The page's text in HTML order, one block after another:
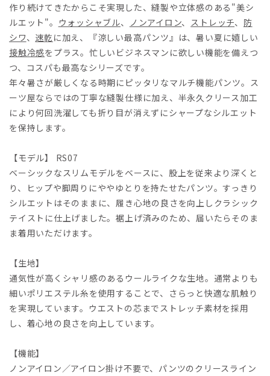
作り続けてきたからこそ実現した、縫製や立体感のある"美シ
ルエット"。 ウォッシャブル、 ノンアイロン、 ストレッチ、 防
シワ、 速乾 に加え、『涼しい最高パンツ』は、暑い夏に嬉しい
接触冷感をプラス。忙しいビジネスマンに欲しい機能を備えつ
つ、コスパも最高なシリーズです。
年々暑さが厳しくなる時期にピッタリなマルチ機能パンツ。ス
ーツ屋ならではの丁寧な縫製仕様に加え、半永久クリース加工
により何回洗濯しても折り目が消えずにシャープなシルエット
を保持します。
【モデル】 RS07
ベーシックなスリムモデルをベースに、股上を従来より深くと
り、ヒップや脚周りにややゆとりを持たせたパンツ。すっきり
シルエットはそのままに、履き心地の良さを向上しクラシック
テイストに仕上げました。裾上げ済みのため、届いたらそのま
ま着用いただけます。
【生地】
通気性が高くシャリ感のあるウールライクな生地。通常よりも
細いポリエステル糸を使用することで、さらっと快適な肌触り
を実現しています。ウエストの芯までストレッチ素材を採用
し、着心地の良さを向上しています。
【機能】
ノンアイロン／アイロン掛け不要で、パンツのクリースライン